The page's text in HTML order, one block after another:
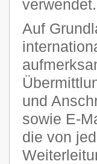
verwendet.
Auf
und
sowie E-
die von